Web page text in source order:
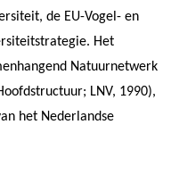
de EU-Vogel- en
Het
Natuurnetwerk
LNV, 1990),
het Nederlandse